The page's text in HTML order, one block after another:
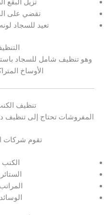
تزيل البقع
تقضي على
تعيد للسجاد
وهو تنظيف شامل للسجاد
الأوساخ
تنظيف
المفروشات تحتاج إلى تنظيف
تقوم شركات
الكنب
الستائر
المراتب
الوسائد